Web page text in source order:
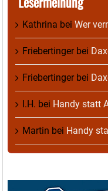
Kathrina bei Wer
Friebertingerbei
Friebertingerbei
I.H. bei Handy statt
Martin bei Handy